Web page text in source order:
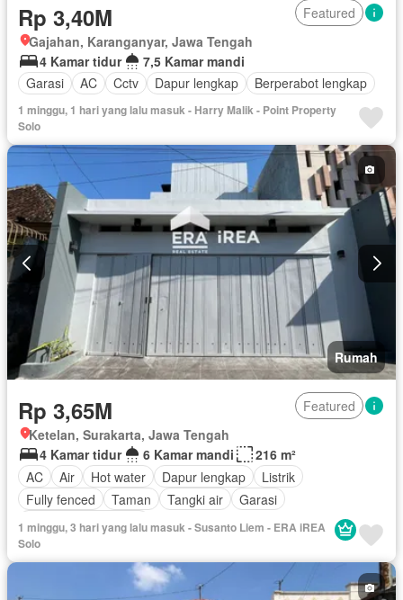
Rp 3,40M
Featured
Gajahan, Karanganyar, Jawa Tengah
4 Kamar tidur
7,5 Kamar mandi
Garasi
AC Cctv Dapur lengkap Berperabot lengkap
1 minggu, 1 hari yang lalu masuk - Harry Malik - Point Property
Solo
Rumah
Rp 3,65M
Featured
Ketelan, Surakarta, Jawa Tengah
4 Kamar tidur
6 Kamar mandi
216 m²
AC
Air Hot water Dapur lengkap
Listrik
Fully fenced
Taman Tangki air
Garasi
Sebagian perabotan
1 minggu, 3 hari yang lalu masuk - Susanto Liem - ERA iREA
Solo